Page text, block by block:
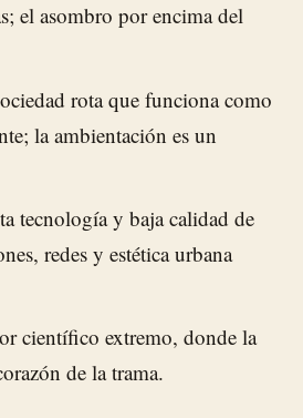
el asombro por encima del
rota que funciona como
la ambientación es un
tecnología y baja calidad de
redes y estética urbana
científico extremo, donde la
de la trama.